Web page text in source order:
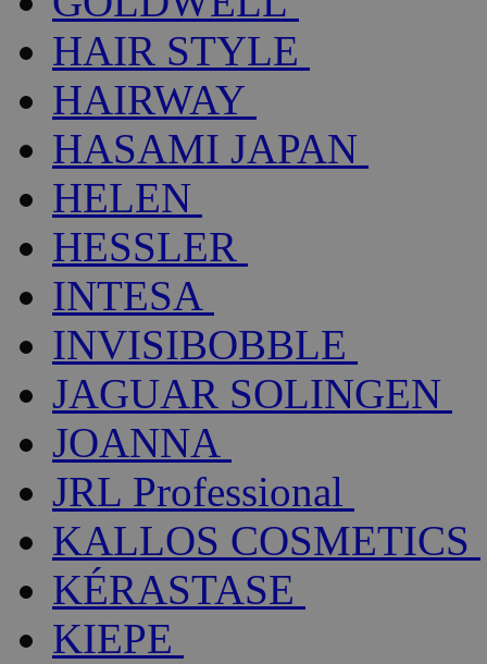
HAIR STYLE
HAIRWAY
HASAMI JAPAN
HELEN
HESSLER
INTESA
INVISIBOBBLE
JAGUAR SOLINGEN
JOANNA
JRL Professional
KALLOS COSMETICS
KÉRASTASE
KIEPE